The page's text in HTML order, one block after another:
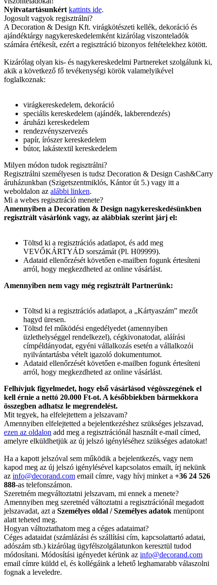
Nyitvatartásunkért kattints ide.
Jogosult vagyok regisztrálni?
A Decoration & Design Kft. virágkötészeti kellék, dekoráció és
ajándéktárgy nagykereskedelemként kizárólag viszonteladók
számára értékesít, ezért a regisztráció bizonyos feltételekhez kötött.
Kizárólag olyan kis- és nagykereskedelmi Partnereket szolgálunk ki,
akik a következő fő tevékenységi körök valamelyikével
foglalkoznak:
virágkereskedelem, dekoráció
speciális kereskedelem (ajándék, lakberendezés)
áruházi kereskedelem
rendezvényszervezés
papír, írószer kereskedelem
bútor, lakástextil kereskedelem
Milyen módon tudok regisztrálni?
Regisztrálni személyesen is tudsz Decoration & Design Cash&Carry
áruházunkban (Szigetszentmiklós, Kántor út 5.) vagy itt a
weboldalon az alábbi linken.
Mi a webes regisztráció menete?
Amennyiben a Decoration & Design nagykereskedésünkben
regisztrált vásárlónk vagy, az alábbiak szerint járj el:
Töltsd ki a regisztrációs adatlapot, és add meg
VEVŐKÁRTYÁD sorszámát (Pl. H09999).
Adataid ellenőrzését követően e-mailben fogunk értesíteni
arról, hogy megkezdheted az online vásárlást.
Amennyiben nem vagy még regisztrált Partnerünk:
Töltsd ki a regisztrációs adatlapot, a „Kártyaszám” mezőt
hagyd üresen.
Töltsd fel működési engedélyedet (amennyiben
üzlethelységgel rendelkezel), cégkivonatodat, aláírási
címpéldányodat, egyéni vállalkozás esetén a vállalkozói
nyilvántartásba vételt igazoló dokumentumot.
Adataid ellenőrzését követően e-mailben fogunk értesíteni
arról, hogy megkezdheted az online vásárlást.
Felhívjuk figyelmedet, hogy első vásárlásod végösszegének el
kell érnie a nettó 20.000 Ft-ot. A későbbiekben bármekkora
összegben adhatsz le megrendelést.
Mit tegyek, ha elfelejtettem a jelszavam?
Amennyiben elfelejtetted a bejelentkezéshez szükséges jelszavad,
ezen az oldalon add meg a regisztrációnál használt e-mail címed,
amelyre elküldhetjük az új jelszó igényléséhez szükséges adatokat!
Ha a kapott jelszóval sem működik a bejelentkezés, vagy nem
kapod meg az új jelszó igénylésével kapcsolatos emailt, írj nekünk
az info@decorand.com email címre, vagy hívj minket a +36 24 526
888-as telefonszámon.
Szeretném megváltoztatni jelszavam, mi ennek a menete?
Amennyiben meg szeretnéd változtatni a regisztrációnál megadott
jelszavadat, azt a Személyes oldal / Személyes adatok menüpont
alatt teheted meg.
Hogyan változtathatom meg a céges adataimat?
Céges adataidat (számlázási és szállítási cím, kapcsolattartó adatai,
adószám stb.) kizárólag ügyfélszolgálatunkon keresztül tudod
módosítani. Módosítási igényedet kérünk az info@decorand.com
email címre küldd el, és kollégáink a lehető leghamarabb válaszolni
fognak a leveledre.